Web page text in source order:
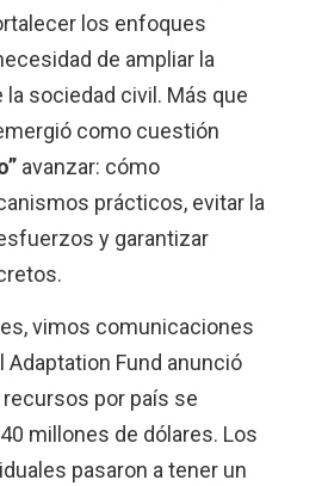
los enfoques
de ampliar la
sociedad civil. Más que
como cuestión
avanzar: cómo
prácticos, evitar la
y garantizar
vimos comunicaciones
Adaptation Fund anunció
por país se
millones de dólares. Los
pasaron a tener un